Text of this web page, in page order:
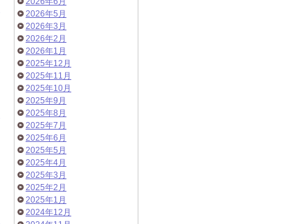
2026年5月
2026年3月
2026年2月
2026年1月
2025年12月
2025年11月
2025年10月
2025年9月
2025年8月
2025年7月
2025年6月
2025年5月
2025年4月
2025年3月
2025年2月
2025年1月
2024年12月